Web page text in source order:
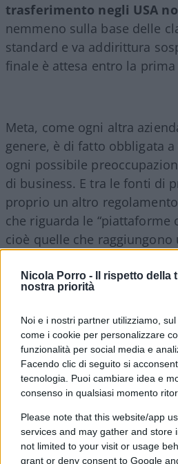
Nicola Porro -
Il rispetto della
nostra priorità
Noi e i nostri partner utilizziamo,
come i cookie per personalizzare
funzionalità per social media e
Facendo clic di seguito si
tecnologia. Puoi cambiare idea e
consenso in qualsiasi momento
Please note that this website/app
services and may gather and store
not limited to your visit or usage
grant or deny consent to Google
trasferimento negli USA
nemmeno sulla base delle
standard e va addirittura
finale è attesa entro la prima
Meta, come ogni altra
genere, è di fatto obbligata a
ogni possibile
di business. E tra le fonti di
proprio un altro
che riguarda le “piattaforme
cioè quelle che
pubblicità mirata ai minori
pubblicitàtargettizzata
che rivelano l’origine
opinioni politiche, le
filosoficheo l’
sanitari, dati su gusti e
obbligo di risarcire i danni
sugli algoritmi utilizzati